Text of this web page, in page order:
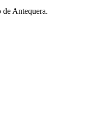
Antequera.